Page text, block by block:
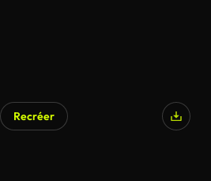
Recréer